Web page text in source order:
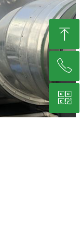
ꁸ
回到顶部
ꂅ
19878229349
ꀥ